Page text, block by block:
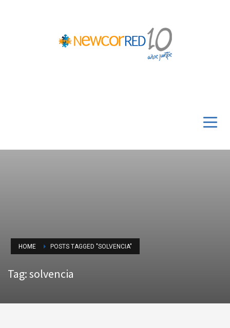
HOME POSTS TAGGED "SOLVENCIA"
Tag: solvencia